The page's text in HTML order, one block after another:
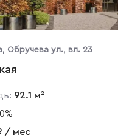
Обручева ул., вл. 23
92.1 м²
/ мес